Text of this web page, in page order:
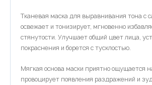
Тканевая маска для выравнивания тона с
освежает и тонизирует, мгновенно
стянутости. Улучшает общий цвет лица,
покраснения и борется с тусклостью.
Мягкая основа маски приятно ощущается
провоцирует появления раздражений и